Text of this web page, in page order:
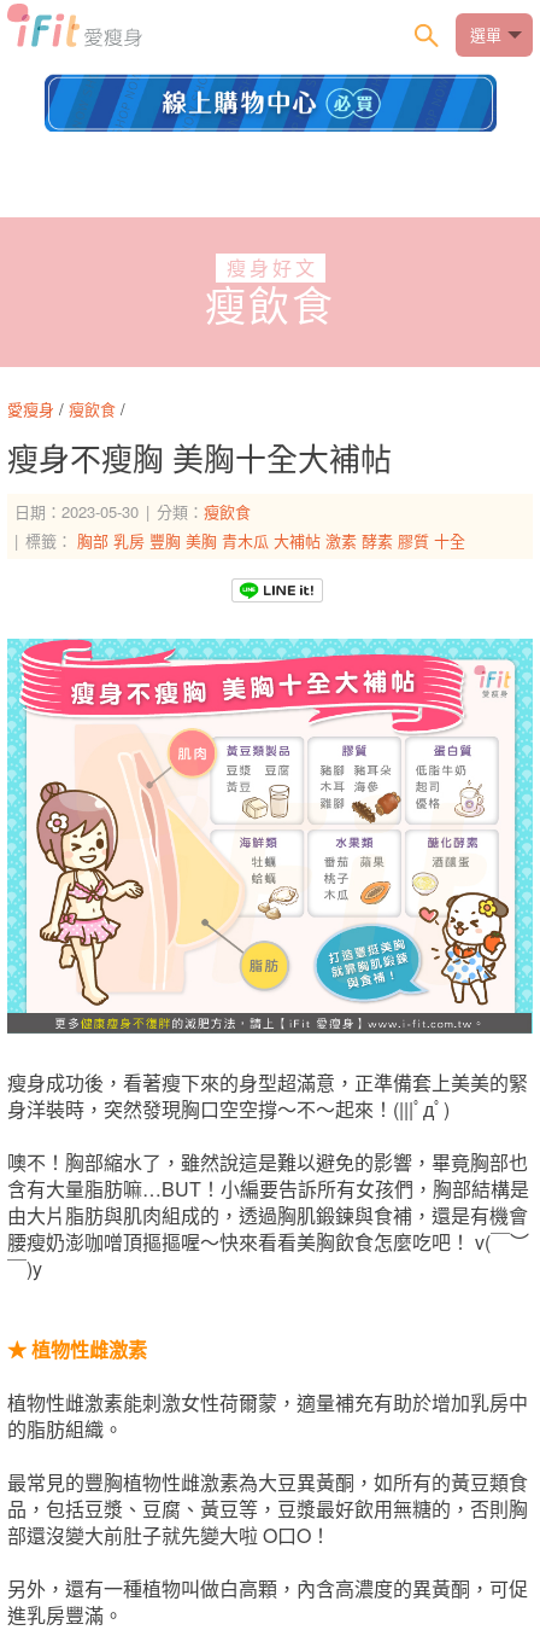
選單
瘦身好文
瘦飲食
愛瘦身 / 瘦飲食 /
瘦身不瘦胸 美胸十全大補帖
日期：2023-05-30 分類： 瘦飲食
標籤： 胸部 乳房 豐胸 美胸 青木瓜 大補帖 激素 酵素 膠質 十全
瘦身成功後，看著瘦下來的身型超滿意，正準備套上美美的緊
身洋裝時，突然發現胸口空空撐～不～起來！(|||ﾟдﾟ)
噢不！胸部縮水了，雖然說這是難以避免的影響，畢竟胸部也
含有大量脂肪嘛…BUT！小編要告訴所有女孩們，胸部結構是
由大片脂肪與肌肉組成的，透過胸肌鍛鍊與食補，還是有機會
腰瘦奶澎咖噌頂摳摳喔～快來看看美胸飲食怎麼吃吧！ v(￣︶
￣)y
★植物性雌激素
植物性雌激素能刺激女性荷爾蒙，適量補充有助於增加乳房中
的脂肪組織。
最常見的豐胸植物性雌激素為大豆異黃酮，如所有的黃豆類食
品，包括豆漿、豆腐、黃豆等，豆漿最好飲用無糖的，否則胸
部還沒變大前肚子就先變大啦 O口O！
另外，還有一種植物叫做白高顆，內含高濃度的異黃酮，可促
進乳房豐滿。